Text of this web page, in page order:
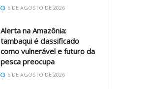
6 DE AGOSTO DE 2026
Alerta na Amazônia:
tambaqui é classificado
como vulnerável e futuro da
pesca preocupa
6 DE AGOSTO DE 2026